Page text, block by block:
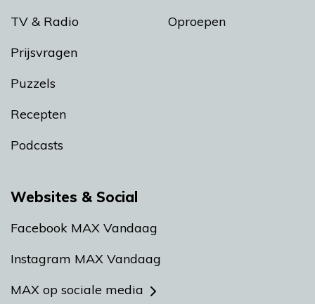
TV & Radio
Prijsvragen
Puzzels
Recepten
Podcasts
Oproepen
Websites & Social
Facebook MAX Vandaag
Instagram MAX Vandaag
MAX op sociale media